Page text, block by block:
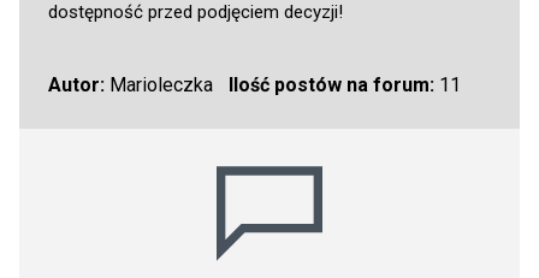
dostępność przed podjęciem decyzji!
Autor: Marioleczka Ilość postów na forum:11